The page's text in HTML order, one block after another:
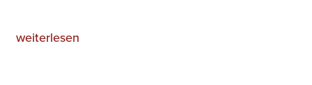
weiterlesen